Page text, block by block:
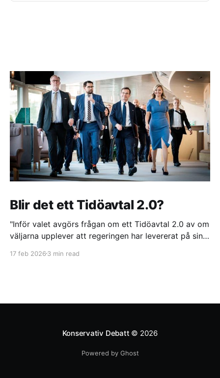
Blir det ett Tidöavtal 2.0?
"Inför valet avgörs frågan om ett Tidöavtal 2.0 av om
väljarna upplever att regeringen har levererat på sina
samarbete mellan Tidöpartierna riskerar långsamma
17 feb 2026 3 min read
Konservativ Debatt © 2026
Powered by Ghost